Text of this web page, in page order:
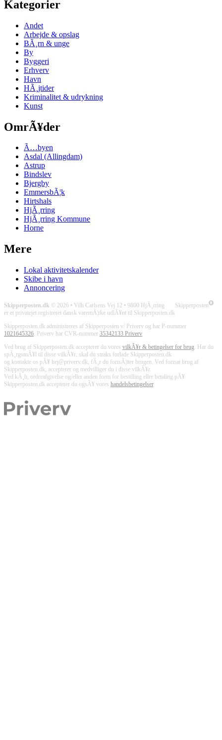
Kategorier
Andet
Arbejde & opslag
BÃ¸rn & unge
By
Byggeri
Erhverv
Havn
HÃ¸jtider
Kriminalitet & udrykning
Kunst
OmrÃ¥der
Ã…byen
Asdal (Allingdam)
Astrup
Bindslev
Bjergby
EmmersbÃ¦k
Hirtshals
HjÃ¸rring
HjÃ¸rring Kommune
Horne
Mere
Lokal aktivitetskalender
Skibe i havn
Annoncering
Skipperposten.dk © 2026 • Vilh Carlsens Vej 12 • 9800 HjÃ¸rring Skipperposten
er et privatejet registreret dansk varemÃ¦rke udlÃ¥nt til Skipperposten.dk
Skipperposten.dk administreres af Skipperposten v/ Priverv og har P-nummer
1021645326. Priverv har CVR-nummer 35342133 Priverv
Ved brug af Skipperposten.dk accepterer du vores vilkÃ¥r & betingelser for brug. Har du
spÃ¸rgsmÃ¥l til disse vilkÃ¥r, skal du straks forlade Skipperposten.dk
og kontakte os pÃ¥ hej@priverv.dk, fÃ¸r du fortsÃ¦tter brugen. Ved fortsat brug af
Skipperposten.dk, accepterer og medvilliger du i disse vilkÃ¥r.
Ved kÃ¸b, ordreafgivelse og/eller anden form for bestilling eller betaling pÃ¥
Skipperposten.dk accepterer du ogsÃ¥ vores handelsbetingelser.